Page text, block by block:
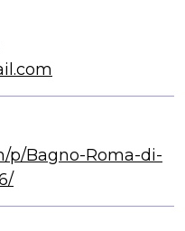
p/Bagno-Roma-di-